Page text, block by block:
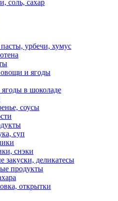
соль, сахар
урбечи, хумус
и ягоды
в шоколаде
соусы
суп
снэки
деликатесы
продукты
открытки